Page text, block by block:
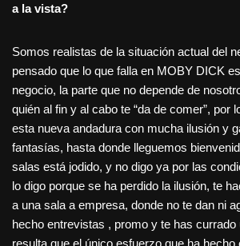
a la vista?
Somos realistas de la situación actual del
pensado que lo que falla en MOBY DICK
negocio, la parte que no depende de
quién al fin y al cabo te “da de comer”, por
esta nueva andadura con mucha ilusión y
fantasías, hasta donde lleguemos
salas está jodido, y no digo ya por las
lo digo porque se ha perdido la ilusión, te
a una sala a empresa, donde no te dan ni
hecho entrevistas , promo y te has currado
resulta que el único esfuerzo que ha hecho